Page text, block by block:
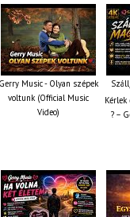
Gerry Music - Olyan szépek
voltunk (Official Music
Video)
Kérlek
? –